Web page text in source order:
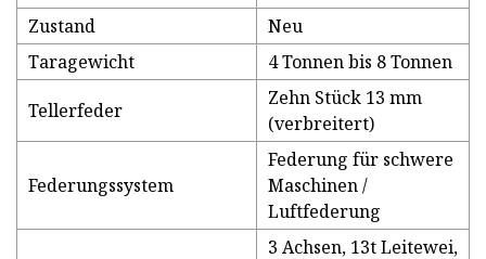
Zustand
Neu
Taragewicht
4 Tonnen bis 8 Tonnen
Tellerfeder
Zehn Stück 13 mm
(verbreitert)
Federungssystem
Federung für schwere
Maschinen /
Luftfederung
3 Achsen, 13t Leitewei,